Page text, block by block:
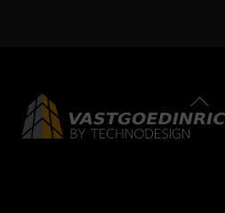
Back
To